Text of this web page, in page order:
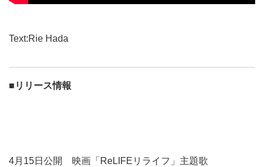
Text:Rie Hada
■リリース情報
4月15日公開 映画「ReLIFEリライフ」主題歌